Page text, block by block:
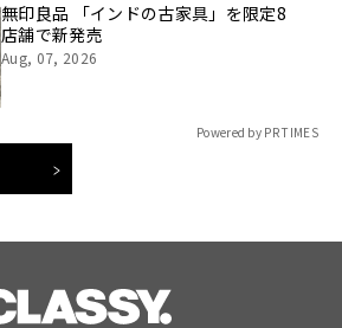
無印良品 「インドの古家具」を限定8
店舗で新発売
Aug, 07, 2026
Powered by PR TIMES